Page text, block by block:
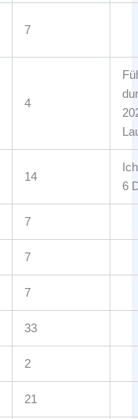
7
4
14
6
7
7
7
33
2
21